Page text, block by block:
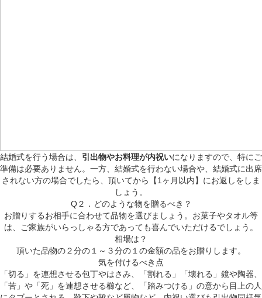
結婚式を行う場合は、 引出物やお料理が内祝いになりますので、特にご
準備は必要ありません。一方、結婚式を行わない場合や、結婚式に出席
されない方の場合でしたら、頂いてから【1ヶ月以内】にお返しをしま
しょう。
Q２．どのような物を贈るべき？
お贈りするお相手に合わせて品物を選びましょう。お菓子やタオル等
は、ご家族がいらっしゃる方であっても喜んでいただけるでしょう。
相場は？
頂いた品物の２分の１～３分の１の金額の品をお贈りします。
気を付けるべき点
「切る」を連想させる包丁やはさみ、「割れる」「壊れる」鏡や陶器、
「苦」や「死」を連想させる櫛など、「踏みつける」の意から目上の人